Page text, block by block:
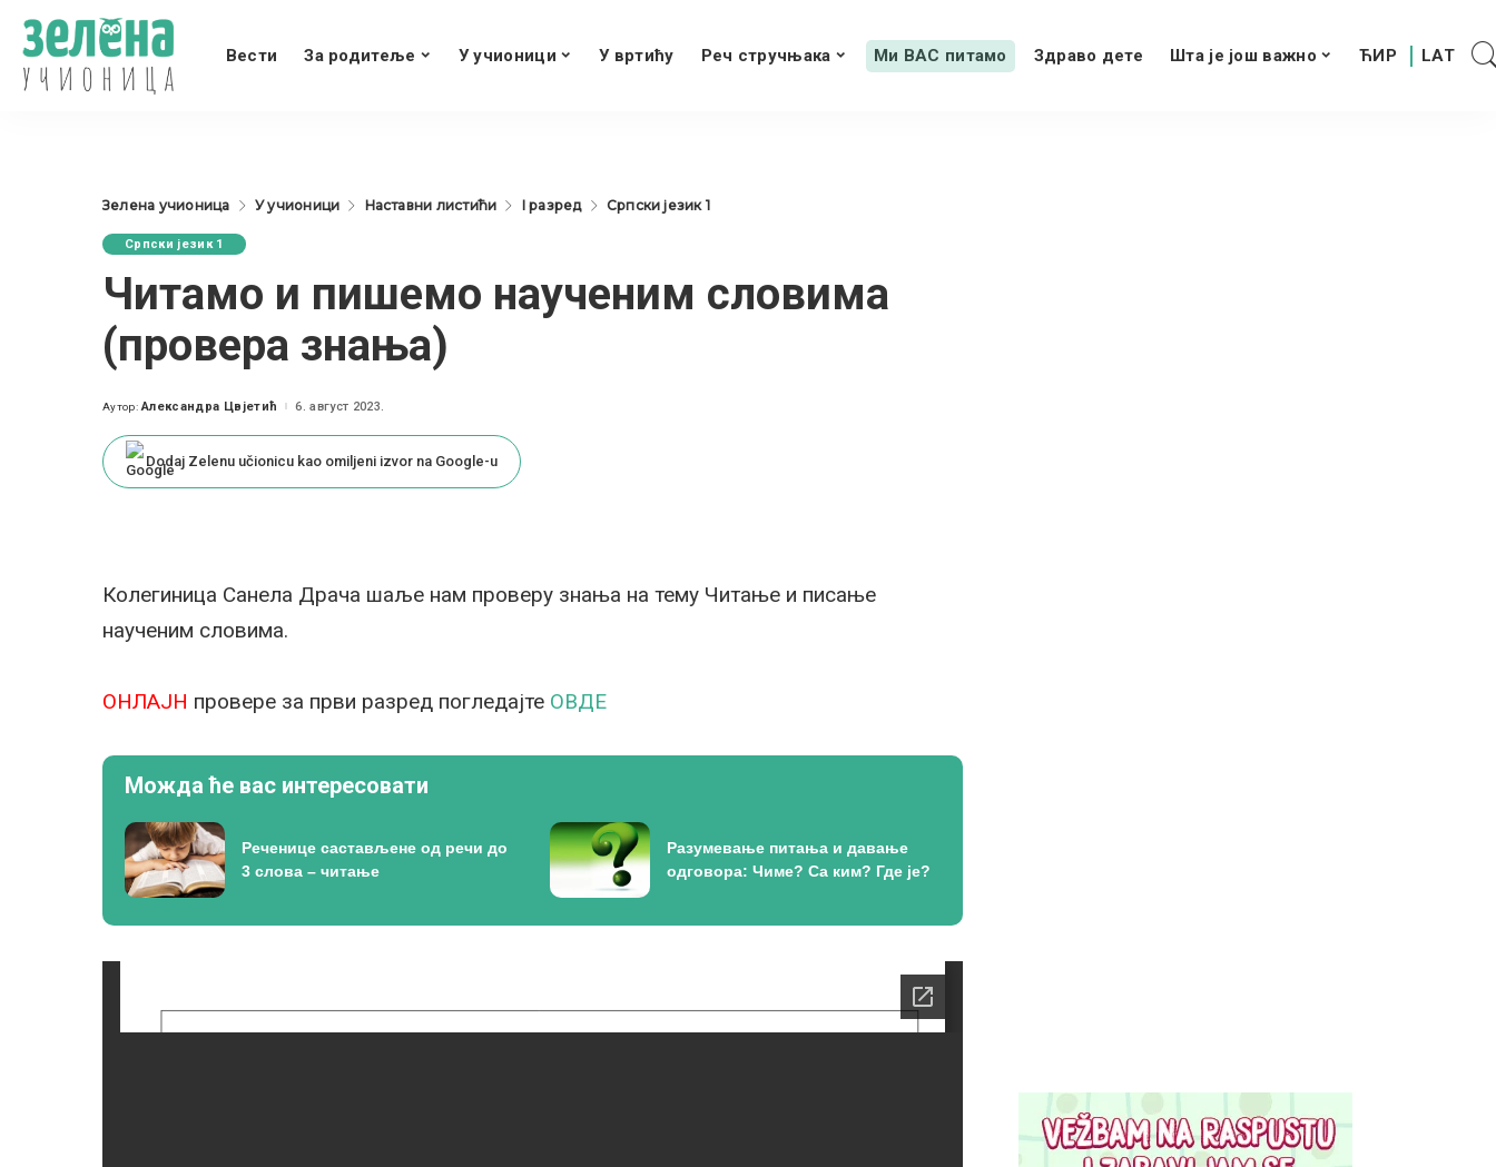
Вести За родитеље У учионици У вртићу Реч стручњака Ми ВАС питамо Здраво дете Шта је још важно
Зелена учионица У учионици Наставни листићи I разред Српски језик 1
Српски језик 1
Читамо и пишемо наученим словима
(провера знања)
Posted
Аутор: Александра Цвјетић 6. август 2023.
Dodaj Zelenu učionicu kao omiljeni izvor na Google-u
Колегиница Санела Драча шаље нам проверу знања на тему Читање и писање
наученим словима.
ОНЛАЈН провере за први разред погледајте ОВДЕ
Можда ће вас интересовати
Реченице састављене од речи до
3 слова – читање
Разумевање питања и давање
одговора: Чиме? Са ким? Где је?